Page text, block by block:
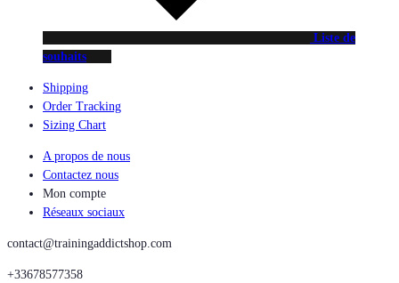
Liste de
souhaits
Shipping
Order Tracking
Sizing Chart
A propos de nous
Contactez nous
Mon compte
Réseaux sociaux
contact@trainingaddictshop.com
+33678577358